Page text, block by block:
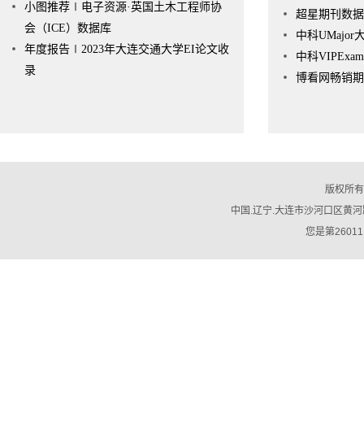
小图推荐∣电子资源·英国土木工程师协
会（ICE）数据库
年度报告∣2023年大连交通大学EI论文收
录
超星期刊数
中科UMajor
中科
博看网畅销
版权所
中国.辽宁.大连市沙河口区黄
您是第